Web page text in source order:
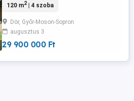
étkező - tároló - fürdőben kád és
MŰSZAKI JELLEMZŐK: - vastag tégla
falazat - cserép tető - a szobák aljzata
betonozott és hajópadlóval, illetve
120 m2| 4 szoba
Dör, Győr-Moson-Sopron
augusztus 3
29 900 000 Ft